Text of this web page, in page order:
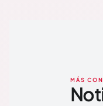
MÁS